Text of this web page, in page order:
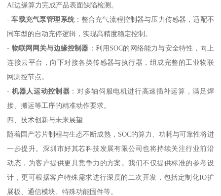
AI边缘算力完成产品表面缺陷检测。
-车载充气泵管理系统：整合充气流程控制器与压力传感器，适配不
同车型的自动充停逻辑，实现高精度稳定控制。
- 物联网网关与边缘控制器 ：利用SOC的网络能力与安全特性，向上
连接云平台，向下对接各类传感器与执行器，组成完整的工业物联
网测控节点。
- 机器人运动控制器 ：对多轴伺服电机进行高速插补运算，满足焊
接、搬运等工序的精准动作要求。
四、技术创新与未来展望
随着国产芯片制程与生态不断成熟，SOC的算力、功耗与可靠性将进
一步提升。深圳市好其芯科技发展有限公司也将持续关注行业前沿
动态，为客户提供更具竞争力的方案。我们不仅提供标准的参考设
计，更可根据客户特殊需求进行深度的二次开发，包括定制化IO扩
展板、通信模块、特殊功能固件等。